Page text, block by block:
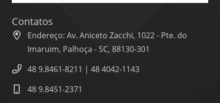
Contatos
Endereço: Av. Aniceto Zacchi, 1022 - Pte. do
Imaruim, Palhoça - SC, 88130-301
48 9.8461-8211 | 48 4042-1143
48 9.8451-2371